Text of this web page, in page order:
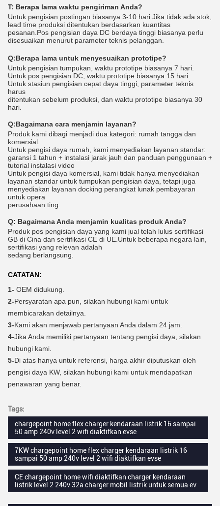
T: Berapa lama waktu pengiriman Anda?
Untuk pengisian postingan biasanya 3-10 hari.Jika tidak ada stok,
lead time produksi ditentukan berdasarkan kuantitas
pesanan.Pos pengisian daya DC berdaya tinggi biasanya perlu
disesuaikan menurut parameter teknis pelanggan.
Q:Berapa lama untuk menyesuaikan prototipe?
Untuk pengisian tumpukan, waktu prototipe biasanya 7 hari.
Untuk pos pengisian DC, waktu prototipe biasanya 15 hari.
Untuk stasiun pengisian cepat daya tinggi, parameter teknis
harus
ditentukan sebelum produksi, dan waktu prototipe biasanya 30
hari.
Q:Bagaimana cara menjamin layanan?
Produk kami dibagi menjadi dua kategori: rumah tangga dan
komersial.
Untuk pengisi daya rumah, kami menyediakan layanan standar:
garansi 1 tahun + instalasi jarak jauh dan panduan penggunaan +
tutorial instalasi video
Untuk pengisi daya komersial, kami tidak hanya menyediakan
layanan standar untuk tumpukan pengisian daya, tetapi juga
menyediakan layanan docking perangkat lunak pembayaran
untuk opera
perusahaan ting.
Q: Bagaimana Anda menjamin kualitas produk Anda?
Produk pos pengisian daya yang kami jual telah lulus sertifikasi
GB di Cina dan sertifikasi CE di UE.Untuk beberapa negara lain,
sertifikasi yang relevan adalah
sedang berlangsung.
CATATAN:
1- OEM didukung.
2-Persyaratan apa pun, silakan hubungi kami untuk
membicarakan detailnya.
3-Kami akan menjawab pertanyaan Anda dalam 24 jam.
4-Jika Anda memiliki pertanyaan tentang pengisi daya, silakan
hubungi kami.
5-Di atas hanya untuk referensi, harga akhir diputuskan oleh
pengisi daya KW, silakan hubungi kami untuk mendapatkan
penawaran yang benar.
Tags:
chargepoint home flex charger kendaraan listrik 16 sampai
50 amp 240v level 2 wifi diaktifkan evse
7KW chargepoint home flex charger kendaraan listrik 16
sampai 50 amp 240v level 2 wifi diaktifkan evse
CE chargepoint home wifi diaktifkan charger kendaraan
listrik level 2 240v 32a charger mobil listrik untuk semua ev